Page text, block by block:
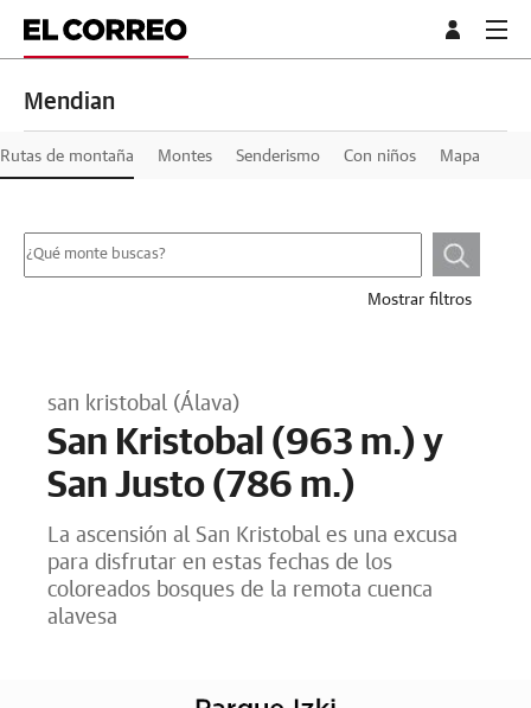
Mendian
Rutas de montaña Montes Senderismo Con niños Mapa
Mostrar filtros
san kristobal (Álava)
San Kristobal (963 m.) y
San Justo (786 m.)
La ascensión al San Kristobal es una excusa
para disfrutar en estas fechas de los
coloreados bosques de la remota cuenca
alavesa